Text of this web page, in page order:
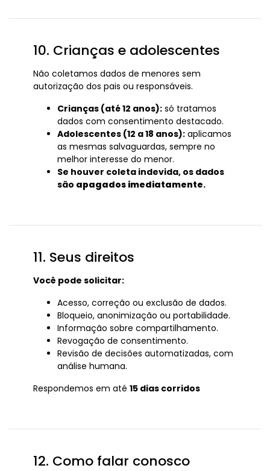
10. Crianças e adolescentes
Não coletamos dados de menores sem
autorização dos pais ou responsáveis.
Crianças (até 12 anos): só tratamos
dados com consentimento destacado.
Adolescentes (12 a 18 anos): aplicamos
as mesmas salvaguardas, sempre no
melhor interesse do menor.
Se houver coleta indevida, os dados
são apagados imediatamente.
11. Seus direitos
Você pode solicitar:
Acesso, correção ou exclusão de dados.
Bloqueio, anonimização ou portabilidade.
Informação sobre compartilhamento.
Revogação de consentimento.
Revisão de decisões automatizadas, com
análise humana.
Respondemos em até 15 dias corridos
12. Como falar conosco